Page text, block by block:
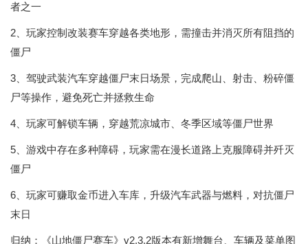
者之一
2、玩家控制改装赛车穿越各类地形，需撞击并消灭所有阻挡的
僵尸
3、驾驶武装汽车穿越僵尸末日场景，完成爬山、射击、粉碎僵
尸等操作，避免死亡并拯救生命
4、玩家可解锁车辆，穿越荒凉城市、冬季区域等僵尸世界
5、游戏中存在多种障碍，玩家需在漫长道路上克服障碍并歼灭
僵尸
6、玩家可赚取金币进入车库，升级汽车武器与燃料，对抗僵尸
末日
归纳：《山地僵尸赛车》v2.3.2版本有新增舞台、车辆及菜单图